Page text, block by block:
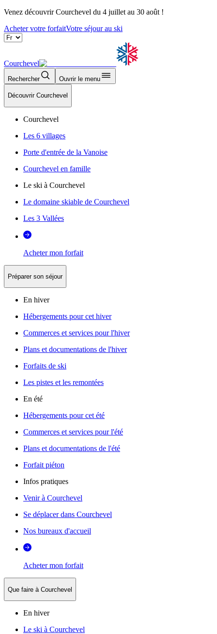
Venez découvrir Courchevel du 4 juillet au 30 août !
Acheter votre forfaitVotre séjour au ski
Courchevel
Rechercher Ouvrir le menu
Découvrir Courchevel
Courchevel
Les 6 villages
Porte d'entrée de la Vanoise
Courchevel en famille
Le ski à Courchevel
Le domaine skiable de Courchevel
Les 3 Vallées
Acheter mon forfait
Préparer son séjour
En hiver
Hébergements pour cet hiver
Commerces et services pour l'hiver
Plans et documentations de l'hiver
Forfaits de ski
Les pistes et les remontées
En été
Hébergements pour cet été
Commerces et services pour l'été
Plans et documentations de l'été
Forfait piéton
Infos pratiques
Venir à Courchevel
Se déplacer dans Courchevel
Nos bureaux d'accueil
Acheter mon forfait
Que faire à Courchevel
En hiver
Le ski à Courchevel